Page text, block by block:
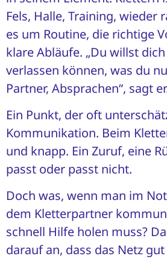
Fels, Halle, Training, wieder
es um Routine, die richtige
klare Abläufe. „Du willst
verlassen können, was du
Partner, Absprachen“, sagt
Ein Punkt, der oft
Kommunikation. Beim
und knapp. Ein Zuruf, eine
passt oder passt nicht.
Doch was, wenn man im
dem Kletterpartner
schnell Hilfe holen muss?
darauf an, dass das Netz